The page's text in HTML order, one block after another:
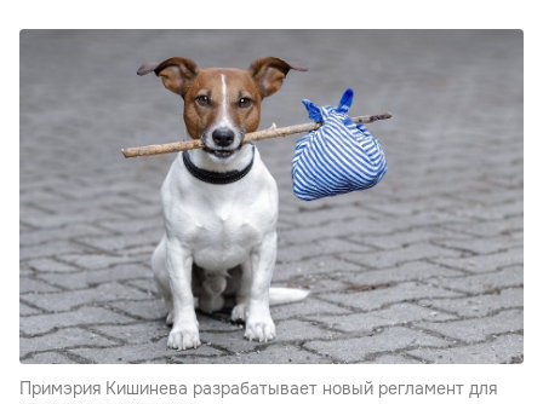
Примэрия Кишинева разрабатывает новый регламент для